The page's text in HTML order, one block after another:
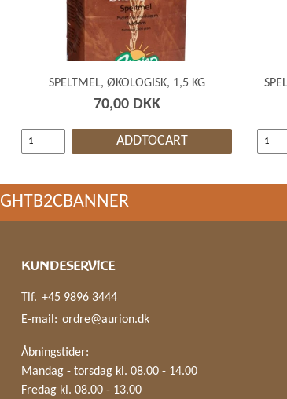
SPELTMEL, ØKOLOGISK, 1,5 KG
70,00 DKK
ADDTOCART
KUNDESERVICE
Tlf. +45 9896 3444
E-mail: ordre@aurion.dk
Åbningstider:
Mandag - torsdag kl. 08.00 - 14.00
Fredag kl. 08.00 - 13.00